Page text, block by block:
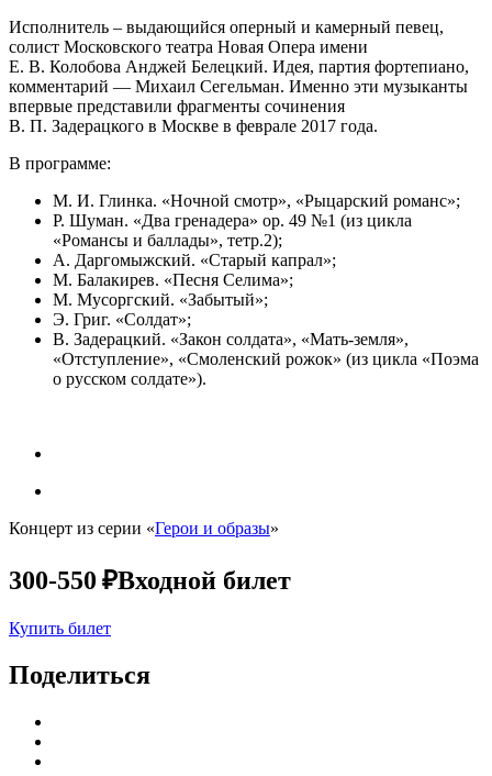
Исполнитель – выдающийся оперный и камерный певец,
солист Московского театра Новая Опера имени
Е. В. Колобова Анджей Белецкий. Идея, партия фортепиано,
комментарий — Михаил Сегельман. Именно эти музыканты
впервые представили фрагменты сочинения
В. П. Задерацкого в Москве в феврале 2017 года.
В программе:
М. И. Глинка. «Ночной смотр», «Рыцарский романс»;
Р. Шуман. «Два гренадера» ор. 49 №1 (из цикла
«Романсы и баллады», тетр.2);
А. Даргомыжский. «Старый капрал»;
М. Балакирев. «Песня Селима»;
М. Мусоргский. «Забытый»;
Э. Григ. «Солдат»;
В. Задерацкий. «Закон солдата», «Мать-земля»,
«Отступление», «Смоленский рожок» (из цикла «Поэма
о русском солдате»).
Концерт из серии «Герои и образы»
300-550 ₽Входной билет
Купить билет
Поделиться